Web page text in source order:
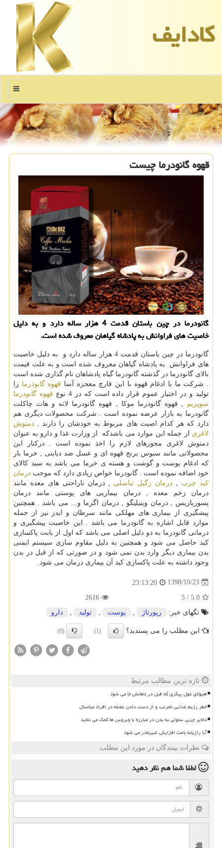
كادایف
منو
قهوه گانودرما چیست
گانودرما در چین باستان قدمت 4 هزار ساله دارد و به دلیل
خاصیت های فراوانش به پادشاه گیاهان معروف شده است.
گانودرما در چین باستان قدمت 4 هزار ساله دارد و به دلیل خاصیت
های فراوانش به پادشاه گیاهان معروف شده است و به علت قیمت
بالای گانودرما در گذشته گانودرما گیاه پادشاهان نام گذاری شده است
. شرکت ما با ادغام قهوه با این قارچ معجزه آسا قهوه گانودرما را
تولید و در اختیار عموم قرار داده است که در 4 نوع
قهوه گانودرما
سوپریم
, قهوه گانودرما موکا , قهوه گانودرما لاته و هات چاکلت
گانودرما به بازار عرضه نموده است . شرکت محصولات دیگری هم
دارد که هر کدام اصیت های مربوط به خودشان را دارند . دمنوش
لاغری از جمله این موارد می باشدکه از وزارت غذا و دارو به عنوان
دمنوش لاغری مجوزهای لازم را اخذ نموده است . درکنار این
محصولاتی مانند سبوس برنج قهوه ای و عسل ضد دیابتی , خرما بار
که ادغام پوست و گوشت و هسته ی خرما می باشد به سبد کالای
خود اضافه نموده است . گانودرما خواص زیادی دارد که موجب درمان
کبد چرب
درمان زگیل تناسلی , درمان ناراحتی های معده مانند
درمان زخم معده , درمان بیماریی های پوستی مانند درمان
پسوریازیس , درمان ویتیلیگو , درمان اگزما و... می باشد . همچنین
پیشگیری از بیماری های مهلکی مانند سرطان و ایدز نیز از جمله
موارد قابل اشاره به گانودرما می باشد . این خاصیت پیشگیری و
درمانی گانودرما به دو دلیل اصلی می باشد که اول از بابت پاکسازی
کبد حاصل می شود و همچنین به دلیل مقاوم سازی سیستم ایمنی
بدن بیماری دیگر وارد بدن نمی شود و در صورتی که از قبل در بدن
وجود داشته به علت پاکسازی کبد آن بیماری درمان می شود.
1398/10/23
23:13:20
5.0
/
5
2616
تگهای خبر:
رپورتاژ پوست تولید دارو
این مطلب را می پسندید؟ (1)
(0)
تازه ترین مطالب مرتبط
هیولای غول پیکری که فیل در دهانش جا می شود
خطر رژیم غذایی نامرتب و از دست دادن عضله در افراد میانسال
ذخایر چربی سلولی به بدن در مبارزه با ویروس ها کمک می نماید
آیا رازیانه باعث افزایش شیرمادر می شود
نظرات بینندگان در مورد این مطلب
لطفا شما همنظر دهید